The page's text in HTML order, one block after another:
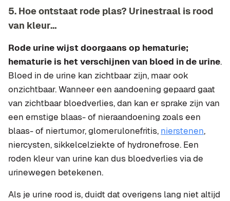
5. Hoe ontstaat rode plas? Urinestraal is rood
van kleur…
Rode urine wijst doorgaans op hematurie;
hematurie is het verschijnen van bloed in de urine.
Bloed in de urine kan zichtbaar zijn, maar ook
onzichtbaar. Wanneer een aandoening gepaard gaat
van zichtbaar bloedverlies, dan kan er sprake zijn van
een ernstige blaas- of nieraandoening zoals een
blaas- of niertumor, glomerulonefritis, nierstenen,
niercysten, sikkelcelziekte of hydronefrose. Een
roden kleur van urine kan dus bloedverlies via de
urinewegen betekenen.
Als je urine rood is, duidt dat overigens lang niet altijd